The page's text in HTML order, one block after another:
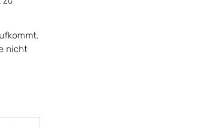
nicht